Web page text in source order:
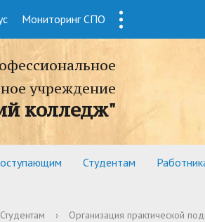
Мониторинг СПО 1
учреждение
колледж"
Студентам
Студентам › Организация практической